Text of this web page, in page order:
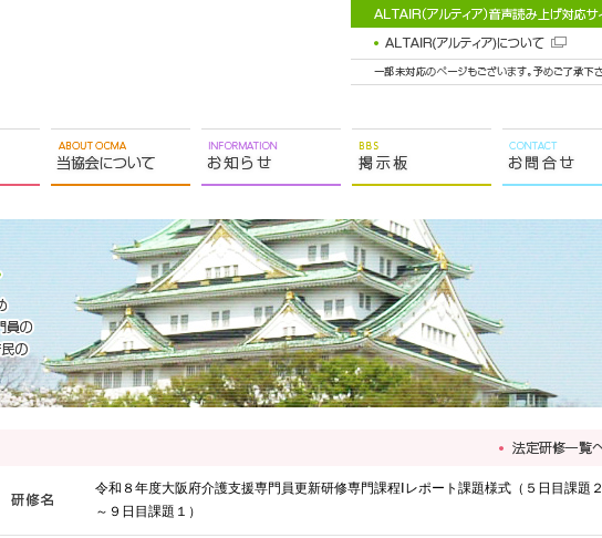
令和８年度大阪府介護支援専門員更新研修専門課程Ⅰレポート課題様式（５日目課題２
～９日目課題１）